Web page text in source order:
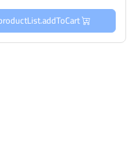
productList.addToCart